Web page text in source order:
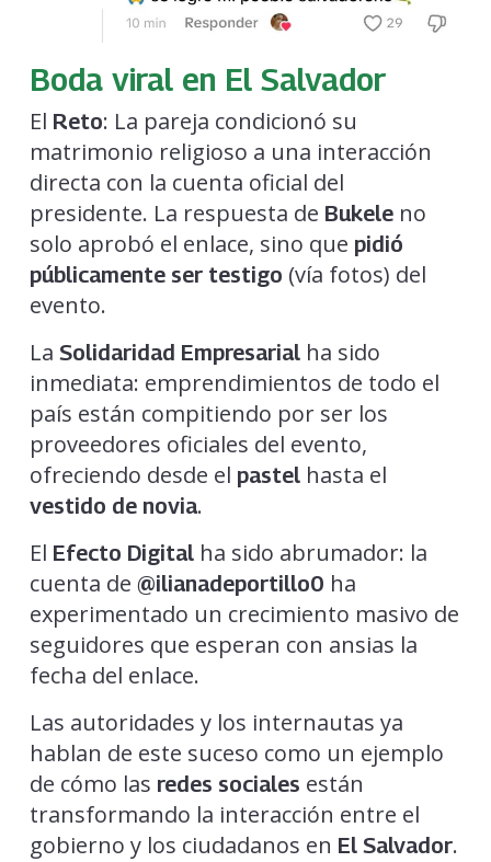
Boda viral en El Salvador
El Reto: La pareja condicionó su
matrimonio religioso a una interacción
directa con la cuenta oficial del
presidente. La respuesta de Bukeleno
solo aprobó el enlace, sino que pidió
públicamente ser testigo (vía fotos) del
evento.
La Solidaridad Empresarialha sido
inmediata: emprendimientos de todo el
país están compitiendo por ser los
proveedores oficiales del evento,
ofreciendo desde el pastelhasta el
vestido de novia.
El Efecto Digitalha sido abrumador: la
cuenta de @ilianadeportillo0 ha
experimentado un crecimiento masivo de
seguidores que esperan con ansias la
fecha del enlace.
Las autoridades y los internautas ya
hablan de este suceso como un ejemplo
de cómo las redes sociales están
transformando la interacción entre el
gobierno y los ciudadanos en El Salvador.